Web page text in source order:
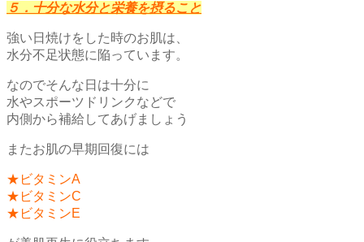
５．十分な水分と栄養を摂ること
強い日焼けをした時のお肌は、
水分不足状態に陥っています。
なのでそんな日は十分に
水やスポーツドリンクなどで
内側から補給してあげましょう
またお肌の早期回復には
★ビタミンA
★ビタミンC
★ビタミンE